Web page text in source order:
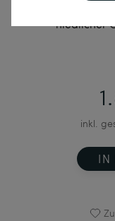
niedlicher
inkl.
IN